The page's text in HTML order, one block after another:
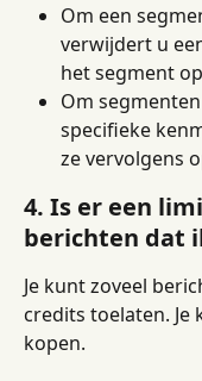
Om een
verwijdert u
het segment
Om
specifieke
ze vervolgens
4. Is er een
berichten dat
Je kunt zoveel
credits toelaten.
kopen.